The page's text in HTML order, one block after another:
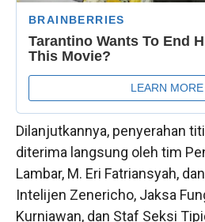
Dilanjutkannya, penyerahan
diterima langsung oleh tim
Lambar, M. Eri Fatriansyah,
Intelijen Zenericho, Jaksa
Kurniawan, dan Staf Seksi